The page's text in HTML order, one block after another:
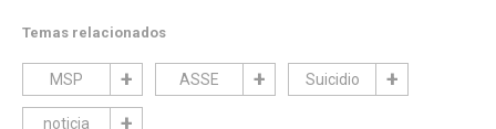
Temas relacionados
MSP ASSE Suicidio
noticia